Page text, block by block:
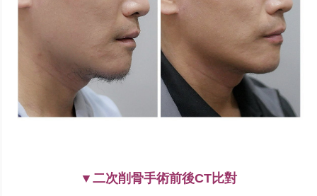
▼二次削骨手術前後CT比對